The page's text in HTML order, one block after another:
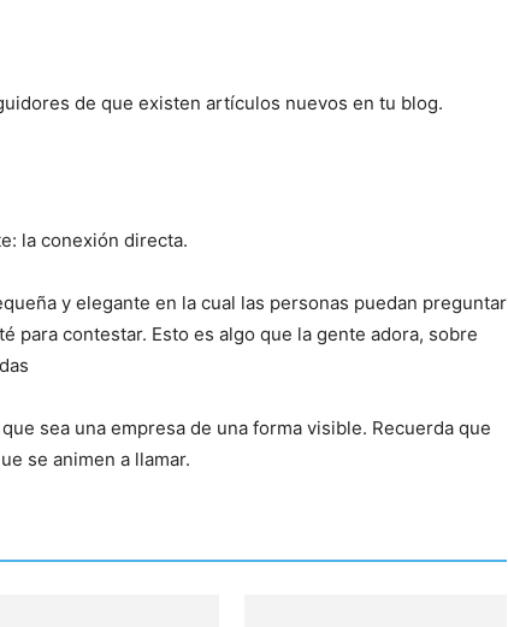
de que existen artículos nuevos en tu blog.
la conexión directa.
y elegante en la cual las personas puedan preguntar
para contestar. Esto es algo que la gente adora, sobre
sea una empresa de una forma visible. Recuerda que
se animen a llamar.